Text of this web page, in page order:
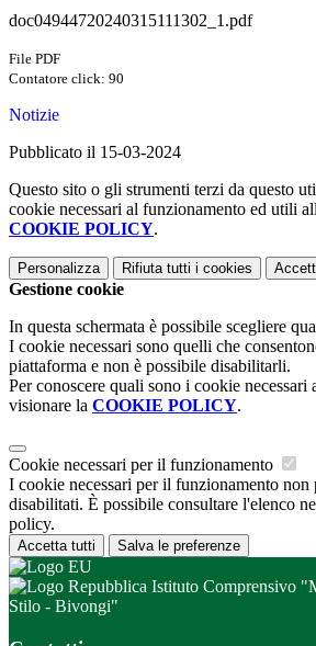
doc04944720240315111302_1.pdf
File PDF
Contatore click: 90
Notizie
Pubblicato il 15-03-2024
Questo sito o gli strumenti terzi da questo
cookie necessari al funzionamento ed utili
COOKIE POLICY.
Personalizza Rifiuta tutti i cookies
Gestione cookie
In questa schermata è possibile scegliere
I cookie necessari sono quelli che
piattaforma e non è possibile disabilitarli.
Per conoscere quali sono i cookie necessari
visionare la COOKIE POLICY.
Cookie necessari per il funzionamento
I cookie necessari per il funzionamento non
disabilitati. È possibile consultare l'elenco
policy.
Accetta tutti Salva le preferenze
Istituto Comprensivo
Stilo - Bivongi"